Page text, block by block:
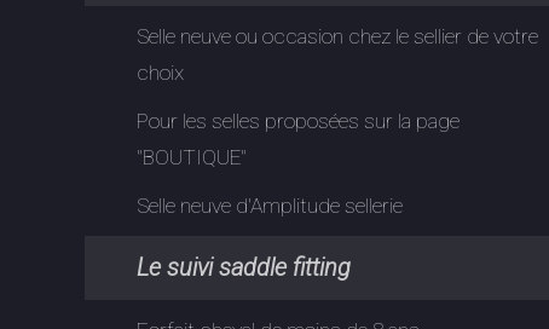
Selle neuve ou occasion chez le sellier de votre
choix
Pour les selles proposées sur la page
"BOUTIQUE"
Selle neuve d'Amplitude sellerie
Le suivi saddle